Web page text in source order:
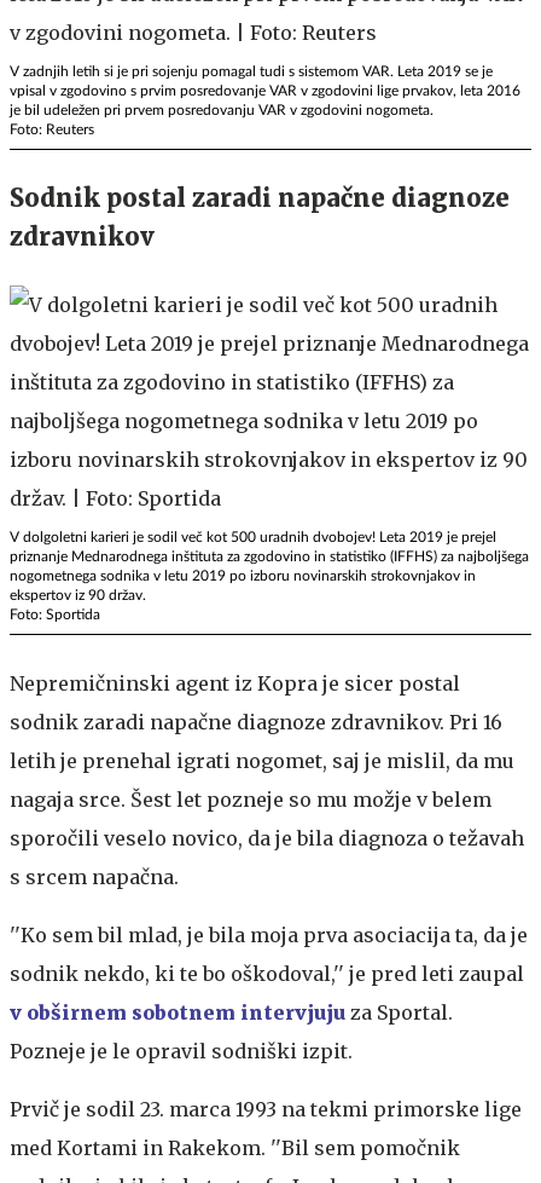
V zadnjih letih si je pri sojenju pomagal tudi s sistemom VAR. Leta 2019 se je
vpisal v zgodovino s prvim posredovanje VAR v zgodovini lige prvakov, leta 2016
je bil udeležen pri prvem posredovanju VAR v zgodovini nogometa.
Foto: Reuters
Sodnik postal zaradi napačne diagnoze
zdravnikov
V dolgoletni karieri je sodil več kot 500 uradnih dvobojev! Leta 2019 je prejel
priznanje Mednarodnega inštituta za zgodovino in statistiko (IFFHS) za najboljšega
nogometnega sodnika v letu 2019 po izboru novinarskih strokovnjakov in
ekspertov iz 90 držav.
Foto: Sportida
Nepremičninski agent iz Kopra je sicer postal
sodnik zaradi napačne diagnoze zdravnikov. Pri 16
letih je prenehal igrati nogomet, saj je mislil, da mu
nagaja srce. Šest let pozneje so mu možje v belem
sporočili veselo novico, da je bila diagnoza o težavah
s srcem napačna.
''Ko sem bil mlad, je bila moja prva asociacija ta, da je
sodnik nekdo, ki te bo oškodoval,'' je pred leti zaupal
v obširnem sobotnem intervjuju za Sportal.
Pozneje je le opravil sodniški izpit.
Prvič je sodil 23. marca 1993 na tekmi primorske lige
med Kortami in Rakekom. ''Bil sem pomočnik